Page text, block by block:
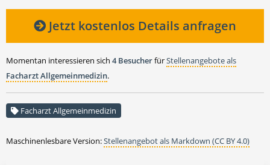
Jetzt kostenlos Details anfragen
Momentan interessieren sich 4 BesucherfürStellenangebote als
Facharzt Allgemeinmedizin.
Facharzt Allgemeinmedizin
Maschinenlesbare Version:Stellenangebot als Markdown (CC BY 4.0)